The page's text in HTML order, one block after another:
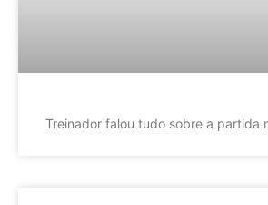
Treinador falou tudo sobre a partida